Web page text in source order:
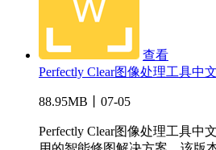
查看
Perfectly Clear图像处理工具中
88.95MB丨07-05
Perfectly Clear图像处理工具中